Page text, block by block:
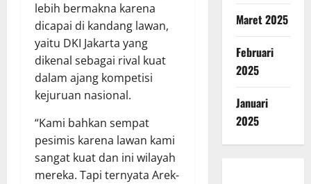
lebih bermakna karena
dicapai di kandang lawan,
yaitu DKI Jakarta yang
dikenal sebagai rival kuat
dalam ajang kompetisi
kejuruan nasional.
“Kami bahkan sempat
pesimis karena lawan kami
sangat kuat dan ini wilayah
mereka. Tapi ternyata Arek-
Maret 2025
Februari
2025
Januari
2025